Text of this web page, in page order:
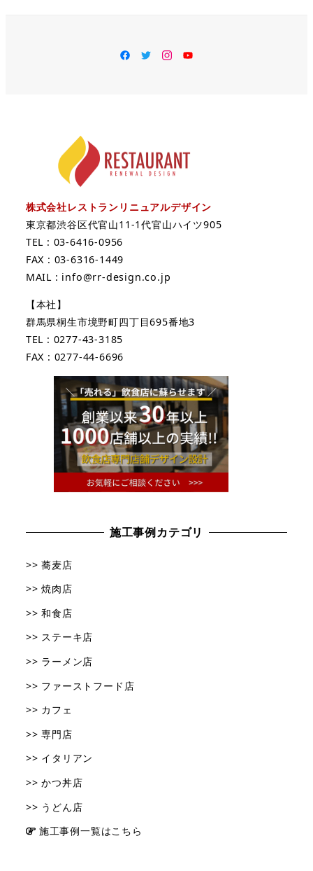
facebook
TwitterInstagram
YouTube
株式会社レストランリニュアルデザイン
東京都渋谷区代官山11-1代官山ハイツ905
TEL : 03-6416-0956
FAX : 03-6316-1449
MAIL : info@rr-design.co.jp
【本社】
群馬県桐生市境野町四丁目695番地3
TEL : 0277-43-3185
FAX : 0277-44-6696
施工事例カテゴリ
>> 蕎麦店
>> 焼肉店
>> 和食店
>> ステーキ店
>> ラーメン店
>> ファーストフード店
>> カフェ
>> 専門店
>> イタリアン
>> かつ丼店
>> うどん店
施工事例一覧はこちら